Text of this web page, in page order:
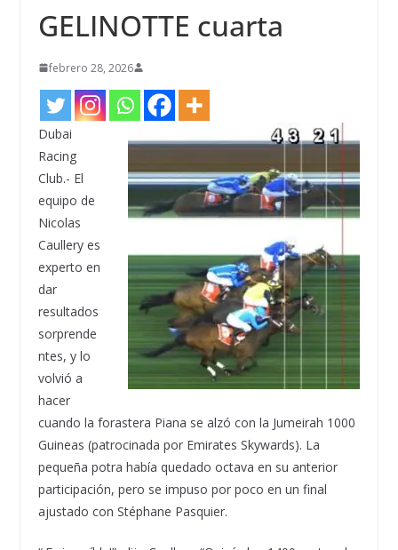
GELINOTTE cuarta
febrero 28, 2026
Dubai
Racing
Club.- El
equipo de
Nicolas
Caullery es
experto en
dar
resultados
sorprende
ntes, y lo
volvió a
hacer
cuando la forastera Piana se alzó con la Jumeirah 1000
Guineas (patrocinada por Emirates Skywards). La
pequeña potra había quedado octava en su anterior
participación, pero se impuso por poco en un final
ajustado con Stéphane Pasquier.